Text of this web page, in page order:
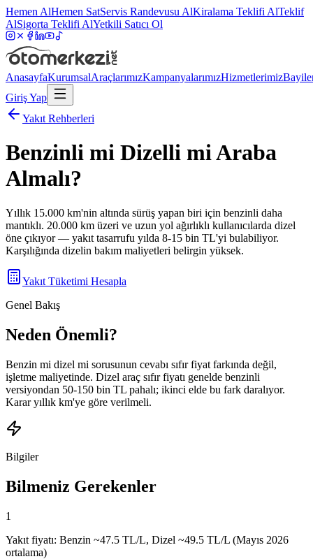
Hemen AlHemen SatServis Randevusu AlKiralama Teklifi AlTeklif
AlSigorta Teklifi AlYetkili Satıcı Ol
AnasayfaKurumsalAraçlarımızKampanyalarımızHizmetlerimiz
Giriş Yap
Yakıt Rehberleri
Benzinli mi Dizelli mi Araba
Almalı?
Yıllık 15.000 km'nin altında sürüş yapan biri için benzinli daha
mantıklı. 20.000 km üzeri ve uzun yol ağırlıklı kullanıcılarda dizel
öne çıkıyor — yakıt tasarrufu yılda 8-15 bin TL'yi bulabiliyor.
Karşılığında dizelin bakım maliyetleri belirgin yüksek.
Yakıt Tüketimi Hesapla
Genel Bakış
Neden Önemli?
Benzin mi dizel mi sorusunun cevabı sıfır fiyat farkında değil,
işletme maliyetinde. Dizel araç sıfır fiyatı genelde benzinli
versiyondan 50-150 bin TL pahalı; ikinci elde bu fark daralıyor.
Karar yıllık km'ye göre verilmeli.
Bilgiler
Bilmeniz Gerekenler
1
Yakıt fiyatı: Benzin ~47.5 TL/L, Dizel ~49.5 TL/L (Mayıs 2026
ortalama)